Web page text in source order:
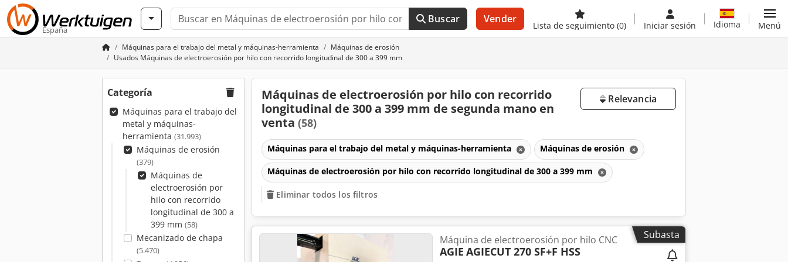
España
Buscar Vender
Lista de seguimiento (0) Iniciar sesión Idioma Menú
Máquinas para el trabajo del metal y máquinas-herramienta
Máquinas de erosión
Usados Máquinas de electroerosión por hilo con recorrido longitudinal de 300 a 399 mm
Categoría
Máquinas para el trabajo del
metal y máquinas-
herramienta (31.993)
Máquinas de erosión
(379)
Máquinas de
electroerosión por
hilo con recorrido
longitudinal de 300 a
399 mm (58)
Mecanizado de chapa
(5.470)
Máquinas de electroerosión por hilo con recorrido
longitudinal de 300 a 399 mm de segunda mano en
venta (58)
Relevancia
Máquinas para el trabajo del metal y máquinas-herramienta Máquinas de erosión
Máquinas de electroerosión por hilo con recorrido longitudinal de 300 a 399 mm
Eliminar todos los filtros
Subasta
Máquina de electroerosión por hilo CNC
AGIE AGIECUT 270 SF+F HSS